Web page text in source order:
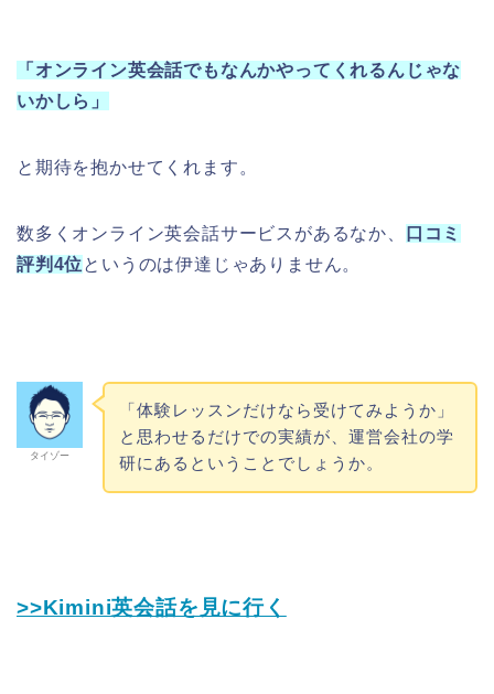
「オンライン英会話でもなんかやってくれるんじゃな
いかしら」
と期待を抱かせてくれます。
数多くオンライン英会話サービスがあるなか、
口コミ
評判4位というのは伊達じゃありません。
タイゾー
「体験レッスンだけなら受けてみようか」
と思わせるだけでの実績が、運営会社の学
研にあるということでしょうか。
>>Kimini英会話を見に行く